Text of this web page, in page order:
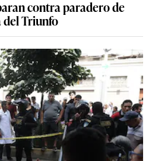
contra paradero de
del Triunfo